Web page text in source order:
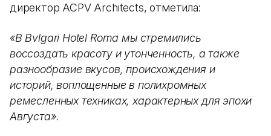
директор ACPV Architects, отметила:
«В Bvlgari Hotel Roma мы стремились
воссоздать красоту и утонченность, а также
разнообразие вкусов, происхождения и
историй, воплощенные в полихромных
ремесленных техниках, характерных для эпохи
Августа».